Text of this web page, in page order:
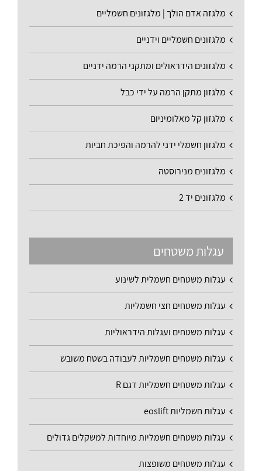
מלגזה אדם הולך | מלגזונים חשמליים
מלגזונים חשמליים וידניים
מלגזונים הידראולים ומתקני הרמה ידניים
מלגזון מתקן הרמה על ידי כבל
מלגזון קל מאלומיניום
מלגזון חשמלי ידני להרמה והפיכת חביות
מלגזונים מנירוסטה
מלגזונים יד 2
עגלות משטחים
עגלות משטחים חשמלית לשינוע
עגלות משטחים חצי חשמליות
עגלות משטחים ועגלות הידראוליות
עגלות משטחים חשמליות לעבודה בשטח משובש
עגלות משטחים חשמליות דגם R
עגלות חשמליות eoslift
עגלות משטחים חשמליות מיוחדות למשקלים גדולים
עגלות משטחים משופצות